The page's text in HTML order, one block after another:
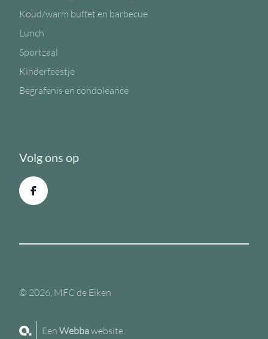
Koud/warm buffet en barbecue
Lunch
Sportzaal
Kinderfeestje
Begrafenis en condoleance
Volg ons op
© 2026, MFC de Eiken
EenWebbawebsite.